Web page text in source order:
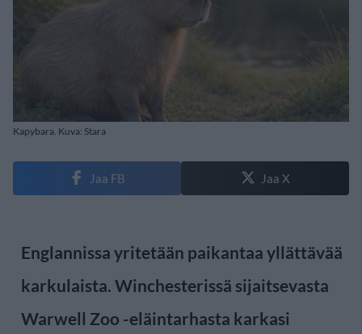
Kapybara. Kuva: Stara
Jaa FB Jaa X
Englannissa yritetään paikantaa yllättävää
karkulaista. Winchesterissä sijaitsevasta
Warwell Zoo -eläintarhasta karkasi